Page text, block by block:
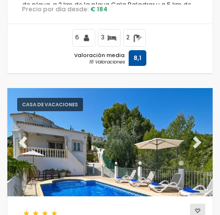
Confort
Servicios
Vistas
de playa, a 2 km de la playa Cala Baladrar y a 5 km de
Moraira.
Precio por día desde: € 184
6 3 2
Valoración media
16 Valoraciones 8,1
CASA DE VACACIONES
Previous Next